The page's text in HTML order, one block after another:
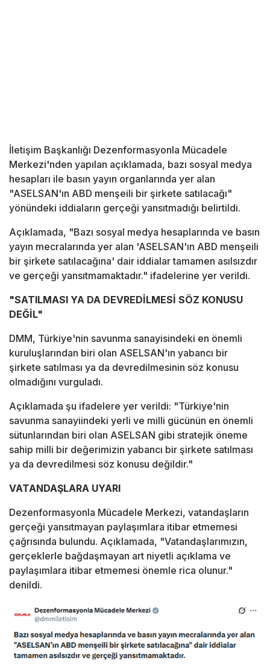
İletişim Başkanlığı Dezenformasyonla Mücadele
Merkezi'nden yapılan açıklamada, bazı sosyal medya
hesapları ile basın yayın organlarında yer alan
"ASELSAN'ın ABD menşeili bir şirkete satılacağı"
yönündeki iddiaların gerçeği yansıtmadığı belirtildi.
Açıklamada, "Bazı sosyal medya hesaplarında ve basın
yayın mecralarında yer alan 'ASELSAN'ın ABD menşeili
bir şirkete satılacağına' dair iddialar tamamen asılsızdır
ve gerçeği yansıtmamaktadır." ifadelerine yer verildi.
"SATILMASI YA DA DEVREDİLMESİ SÖZ KONUSU
DEĞİL"
DMM, Türkiye'nin savunma sanayisindeki en önemli
kuruluşlarından biri olan ASELSAN'ın yabancı bir
şirkete satılması ya da devredilmesinin söz konusu
olmadığını vurguladı.
Açıklamada şu ifadelere yer verildi: "Türkiye'nin
savunma sanayiindeki yerli ve milli gücünün en önemli
sütunlarından biri olan ASELSAN gibi stratejik öneme
sahip milli bir değerimizin yabancı bir şirkete satılması
ya da devredilmesi söz konusu değildir."
VATANDAŞLARA UYARI
Dezenformasyonla Mücadele Merkezi, vatandaşların
gerçeği yansıtmayan paylaşımlara itibar etmemesi
çağrısında bulundu. Açıklamada, "Vatandaşlarımızın,
gerçeklerle bağdaşmayan art niyetli açıklama ve
paylaşımlara itibar etmemesi önemle rica olunur."
denildi.